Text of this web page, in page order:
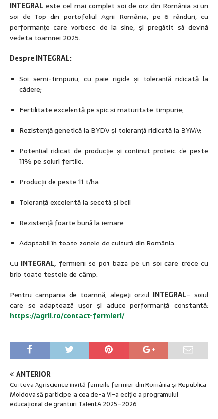
INTEGRAL este cel mai complet soi de orz din România și un
soi de Top din portofoliul Agrii România, pe 6 rânduri, cu
performanțe care vorbesc de la sine, și pregătit să devină
vedeta toamnei 2025.
Despre INTEGRAL:
Soi semi-timpuriu, cu paie rigide și toleranță ridicată la
cădere;
Fertilitate excelentă pe spic și maturitate timpurie;
Rezistență genetică la BYDV și toleranță ridicată la BYMV;
Potențial ridicat de producție și conținut proteic de peste
11% pe soluri fertile.
Producții de peste 11 t/ha
Toleranță excelentă la secetă și boli
Rezistență foarte bună la iernare
Adaptabil în toate zonele de cultură din România.
Cu INTEGRAL, fermierii se pot baza pe un soi care trece cu
brio toate testele de câmp.
Pentru campania de toamnă, alegeți orzul INTEGRAL– soiul
care se adaptează ușor și aduce performanță constantă:
https://agrii.ro/contact-fermieri/
ANTERIOR
Corteva Agriscience invită femeile fermier din România și Republica
Moldova să participe la cea de-a VI-a ediție a programului
educațional de granturi TalentA 2025–2026